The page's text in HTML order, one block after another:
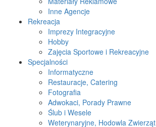
Inne Agencje
Rekreacja
Imprezy Integracyjne
Hobby
Zajęcia Sportowe i Rekreacyjne
Specjalności
Informatyczne
Restauracje, Catering
Fotografia
Adwokaci, Porady Prawne
Ślub i Wesele
Weterynaryjne, Hodowla Zwierząt